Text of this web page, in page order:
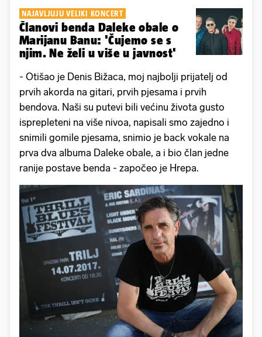
NAJAVLJUJU VELIKI KONCERT
Članovi benda Daleke obale o
Marijanu Banu: 'Čujemo se s
njim. Ne želi u više u javnost'
- Otišao je Denis Bižaca, moj najbolji prijatelj od
prvih akorda na gitari, prvih pjesama i prvih
bendova. Naši su putevi bili većinu života gusto
isprepleteni na više nivoa, napisali smo zajedno i
snimili gomile pjesama, snimio je back vokale na
prva dva albuma Daleke obale, a i bio član jedne
ranije postave benda - započeo je Hrepa.